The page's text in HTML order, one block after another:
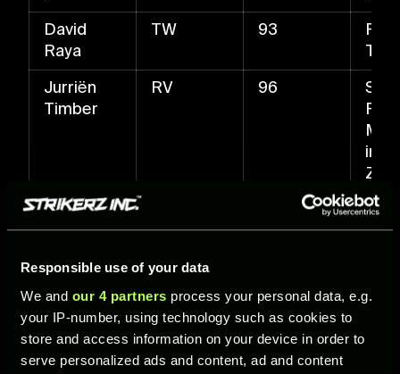
Responsible use of your data
We and our 4 partners process your personal data, e.g.
your IP-number, using technology such as cookies to
store and access information on your device in order to
serve personalized ads and content, ad and content
David
Raya
TW 93
TW
Jurriën
Timber
RV 96
im
r
Magalhãe
s